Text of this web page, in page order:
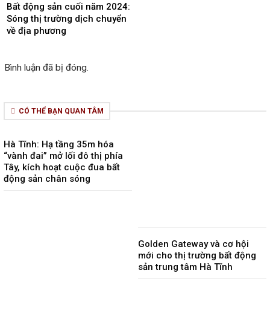
Bất động sản cuối năm 2024:
Sóng thị trường dịch chuyển
về địa phương
Bình luận đã bị đóng.
CÓ THỂ BẠN QUAN TÂM
Hà Tĩnh: Hạ tầng 35m hóa
“vành đai” mở lối đô thị phía
Tây, kích hoạt cuộc đua bất
động sản chân sóng
Golden Gateway và cơ hội
mới cho thị trường bất động
sản trung tâm Hà Tĩnh